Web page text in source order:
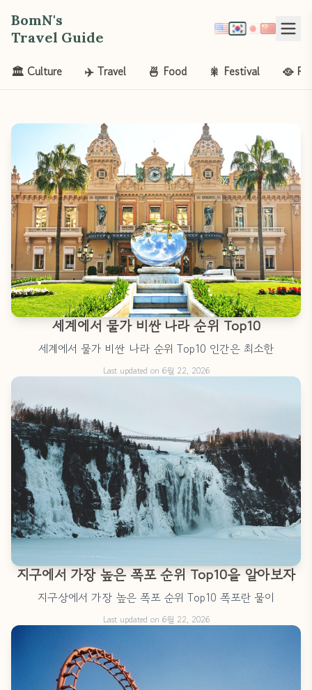
BomN's
Travel Guide
🏛️ Culture ✈️ Travel 🍜 Food 🎇 Festival 🥘
세계에서 물가 비싼 나라 순위 Top10
세계에서 물가 비싼 나라 순위 Top10 인간은 최소한
Last updated on 6월 22, 2026
지구에서 가장 높은 폭포 순위 Top10을 알아보자
지구상에서 가장 높은 폭포 순위 Top10 폭포란 물이
Last updated on 6월 22, 2026